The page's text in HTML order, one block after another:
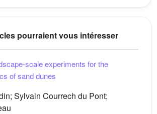
pourraient vous intéresser
scale experiments for the
of sand dunes
Sylvain Courrech du Pont;